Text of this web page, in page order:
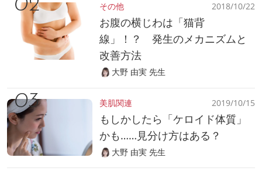
その他 2018/10/22
お腹の横じわは「猫背
線」！？ 発生のメカニズムと
改善方法
大野 由実 先生
美肌関連 2019/10/15
もしかしたら「ケロイド体質」
かも……見分け方はある？
大野 由実 先生